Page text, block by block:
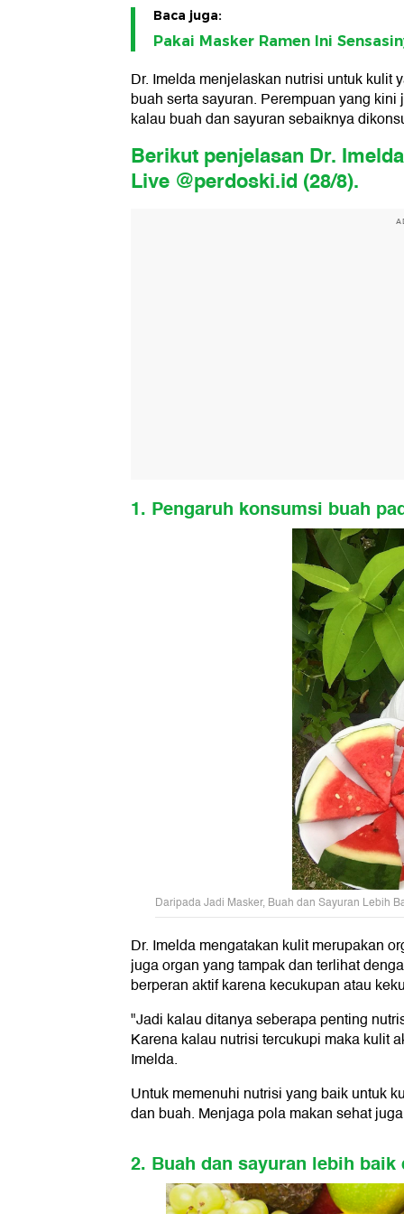
Baca juga:
Pakai Masker Ramen Ini
Dr. Imelda menjelaskan nutrisi untuk kulit
buah serta sayuran. Perempuan yang
kalau buah dan sayuran sebaiknya
Berikut penjelasan Dr.
Live @perdoski.id (28/8).
1. Pengaruh konsumsi buah
Daripada Jadi Masker, Buah dan Sayuran Lebih
Dr. Imelda mengatakan kulit merupakan
juga organ yang tampak dan terlihat
berperan aktif karena kecukupan atau
"Jadi kalau ditanya seberapa penting
Karena kalau nutrisi tercukupi maka kulit
Imelda.
Untuk memenuhi nutrisi yang baik untuk
dan buah. Menjaga pola makan sehat
2. Buah dan sayuran lebih